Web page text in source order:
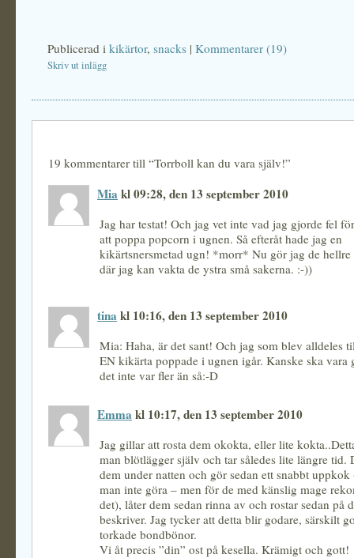
Publicerad i kikärtor, snacks | Kommentarer (19)
Skriv ut inlägg
19 kommentarer till “Torrboll kan du vara själv!”
Mia kl 09:28, den 13 september 2010
Jag har testat! Och jag vet inte vad jag gjorde fel
att poppa popcorn i ugnen. Så efteråt hade jag en
kikärtsnersmetad ugn! *morr* Nu gör jag de hellre
där jag kan vakta de ystra små sakerna. :-))
tina kl 10:16, den 13 september 2010
Mia: Haha, är det sant! Och jag som blev alldeles
EN kikärta poppade i ugnen igår. Kanske ska vara
det inte var fler än så:-D
Emma kl 10:17, den 13 september 2010
Jag gillar att rosta dem okokta, eller lite
man blötlägger själv och tar således lite längre tid.
dem under natten och gör sedan ett snabbt uppkok
man inte göra – men för de med känslig mage
det), låter dem sedan rinna av och rostar sedan på
beskriver. Jag tycker att detta blir godare, särskilt
torkade bondbönor.
Vi åt precis ”din” ost på kesella. Krämigt och gott!